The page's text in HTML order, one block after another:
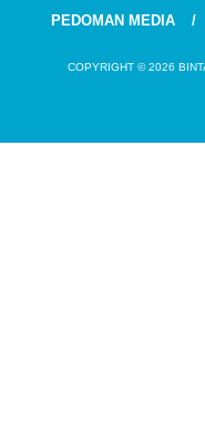
PEDOMAN MEDIA
COPYRIGHT © 2026